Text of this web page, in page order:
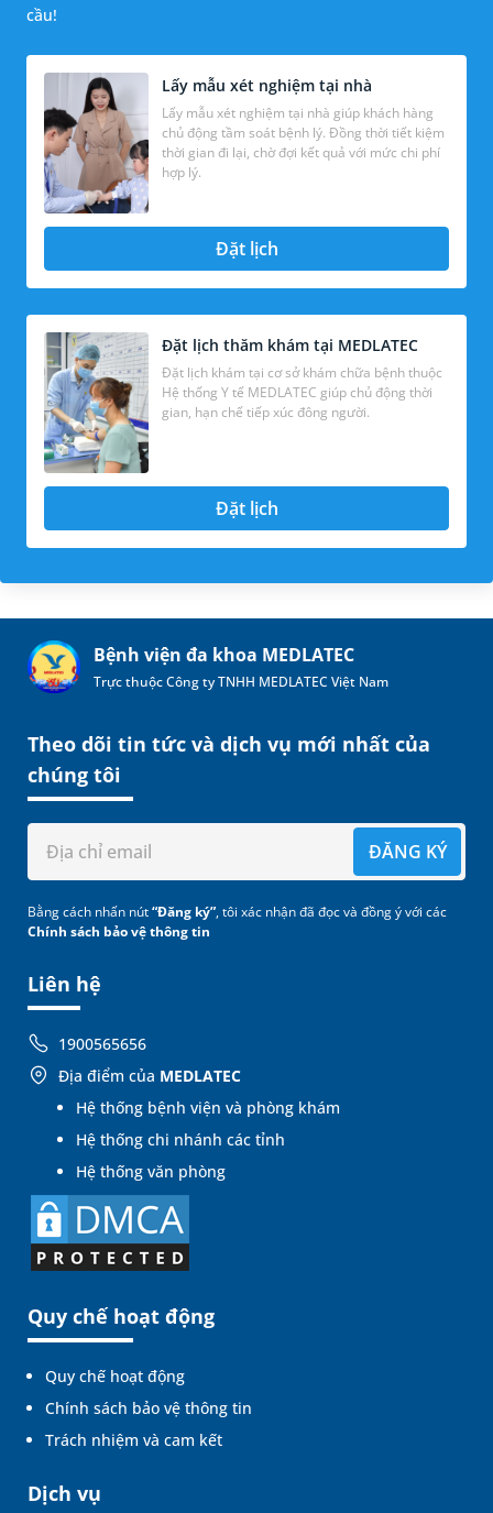
cầu!
Lấy mẫu xét nghiệm tại nhà
Lấy mẫu xét nghiệm tại nhà giúp khách hàng
chủ động tầm soát bệnh lý. Đồng thời tiết kiệm
thời gian đi lại, chờ đợi kết quả với mức chi phí
hợp lý.
Đặt lịch
Đặt lịch thăm khám tại MEDLATEC
Đặt lịch khám tại cơ sở khám chữa bệnh thuộc
Hệ thống Y tế MEDLATEC giúp chủ động thời
gian, hạn chế tiếp xúc đông người.
Đặt lịch
Bệnh viện đa khoa MEDLATEC
Trực thuộc Công ty TNHH MEDLATEC Việt Nam
Liên hệ
1900565656
Địa điểm của MEDLATEC
Hệ thống bệnh viện và phòng khám
Hệ thống chi nhánh các tỉnh
Hệ thống văn phòng
Quy chế hoạt động
Quy chế hoạt động
Chính sách bảo vệ thông tin
Trách nhiệm và cam kết
Dịch vụ
Theo dõi tin tức và dịch vụ mới nhất của
chúng tôi
ĐĂNG KÝ
Bằng cách nhấn nút“Đăng ký”, tôi xác nhận đã đọc và đồng ý với các
Chính sách bảo vệ thông tin